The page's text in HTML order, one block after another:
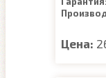
Цена: